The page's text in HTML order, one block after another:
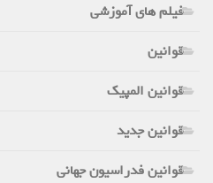
فیلم های آموزشی
قوانین
قوانین المپیک
قوانین جدید
قوانین فدراسیون جهانی